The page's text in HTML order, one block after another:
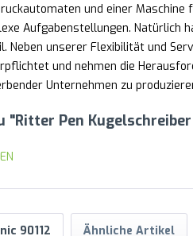
und einer
Aufgabenstellungen. Natürlich
Neben unserer Flexibilität und
und nehmen die
Unternehmen zu
Pen
90112 Ähnliche Artikel